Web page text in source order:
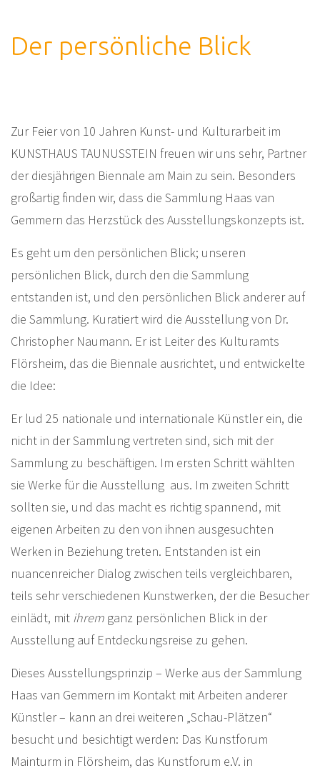
Der persönliche Blick
Zur Feier von 10 Jahren Kunst- und Kulturarbeit im
KUNSTHAUS TAUNUSSTEIN freuen wir uns sehr, Partner
der diesjährigen Biennale am Main zu sein. Besonders
großartig finden wir, dass die Sammlung Haas van
Gemmern das Herzstück des Ausstellungskonzepts ist.
Es geht um den persönlichen Blick; unseren
persönlichen Blick, durch den die Sammlung
entstanden ist, und den persönlichen Blick anderer auf
die Sammlung. Kuratiert wird die Ausstellung von Dr.
Christopher Naumann. Er ist Leiter des Kulturamts
Flörsheim, das die Biennale ausrichtet, und entwickelte
die Idee:
Er lud 25 nationale und internationale Künstler ein, die
nicht in der Sammlung vertreten sind, sich mit der
Sammlung zu beschäftigen. Im ersten Schritt wählten
sie Werke für die Ausstellung aus. Im zweiten Schritt
sollten sie, und das macht es richtig spannend, mit
eigenen Arbeiten zu den von ihnen ausgesuchten
Werken in Beziehung treten. Entstanden ist ein
nuancenreicher Dialog zwischen teils vergleichbaren,
teils sehr verschiedenen Kunstwerken, der die Besucher
einlädt, mit ihrem ganz persönlichen Blick in der
Ausstellung auf Entdeckungsreise zu gehen.
Dieses Ausstellungsprinzip – Werke aus der Sammlung
Haas van Gemmern im Kontakt mit Arbeiten anderer
Künstler – kann an drei weiteren „Schau-Plätzen“
besucht und besichtigt werden: Das Kunstforum
Mainturm in Flörsheim, das Kunstforum e.V. in